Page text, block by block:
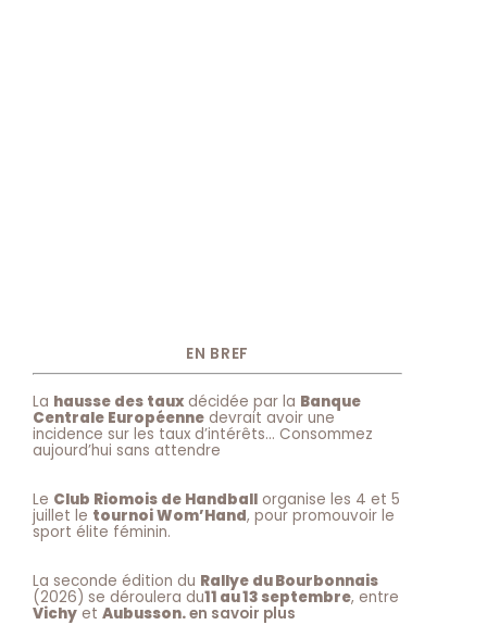
EN BREF
La hausse des taux décidée par la Banque
Centrale Européenne devrait avoir une
incidence sur les taux d’intérêts… Consommez
aujourd’hui sans attendre
Le Club Riomois de Handball organise les 4 et 5
juillet le tournoi Wom’Hand, pour promouvoir le
sport élite féminin.
La seconde édition du Rallye du Bourbonnais
(2026) se déroulera du11 au 13 septembre, entre
Vichy et Aubusson.en savoir plus